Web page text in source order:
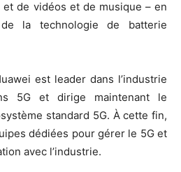
de vidéos et de musique – en
la technologie de batterie
est leader dans l’industrie
5G et dirige maintenant le
standard 5G. À cette fin,
dédiées pour gérer le 5G et
avec l’industrie.